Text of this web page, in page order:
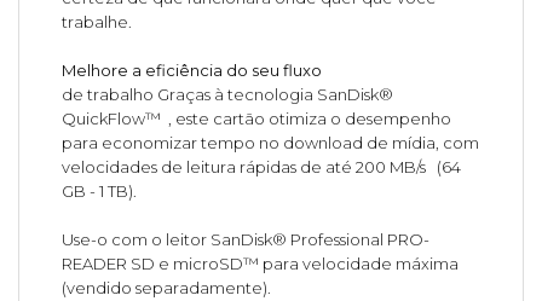
trabalhe.
Melhore a eficiência do seu fluxo
de trabalho Graças à tecnologia SanDisk®
QuickFlow™ , este cartão otimiza o desempenho
para economizar tempo no download de mídia, com
velocidades de leitura rápidas de até 200 MB/s (64
GB - 1 TB).
Use-o com o leitor SanDisk® Professional PRO-
READER SD e microSD™ para velocidade máxima
(vendido separadamente).